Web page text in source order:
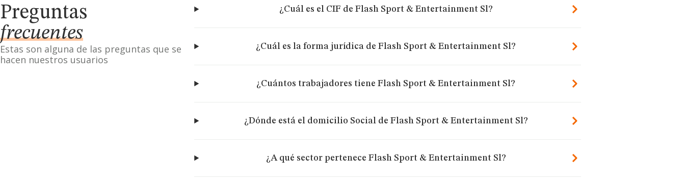
Preguntas
frecuentes
Estas son alguna de las preguntas que se
hacen nuestros usuarios
¿Cuál es el CIF de Flash Sport & Entertainment Sl?
¿Cuál es la forma jurídica de Flash Sport & Entertainment Sl?
¿Cuántos trabajadores tiene Flash Sport & Entertainment Sl?
¿Dónde está el domicilio Social de Flash Sport & Entertainment Sl?
¿A qué sector pertenece Flash Sport & Entertainment Sl?